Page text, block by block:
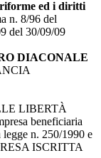
ed i diritti
n. 8/96 del
del 30/09/09
DIACONALE
LIBERTÀ
beneficiaria
n. 250/1990 e
ISCRITTA